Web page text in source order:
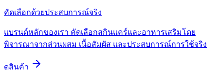
คัดเลือกด้วยประสบการณ์จริง
แบรนด์หลักของเรา คัดเลือกสกินแคร์และอาหารเสริมโดย
พิจารณาจากส่วนผสม เนื้อสัมผัส และประสบการณ์การใช้จริง
ดูสินค้า